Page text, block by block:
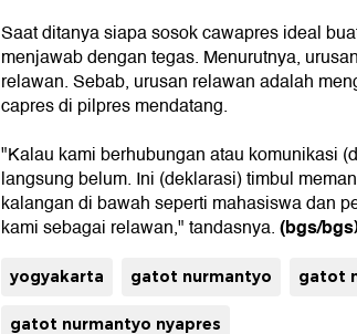
Saat ditanya siapa sosok cawapres ideal
menjawab dengan tegas. Menurutnya,
relawan. Sebab, urusan relawan adalah
capres di pilpres mendatang.
"Kalau kami berhubungan atau komunikasi
langsung belum. Ini (deklarasi) timbul
kalangan di bawah seperti mahasiswa dan
kami sebagai relawan," tandasnya.(bgs/
yogyakarta gatot nurmantyo gatot
gatot nurmantyo nyapres